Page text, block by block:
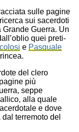
sulle pagine
sui sacerdoti
Guerra. Un
quei preti-
e Pasquale
del clero
più
seppe
alla quale
e dove
terremoto del